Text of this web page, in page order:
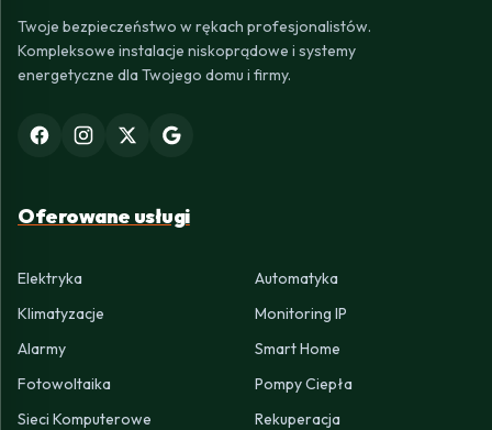
Twoje bezpieczeństwo w rękach profesjonalistów.
Kompleksowe instalacje niskoprądowe i systemy
energetyczne dla Twojego domu i firmy.
Oferowane usługi
Elektryka
Automatyka
Klimatyzacje
Monitoring IP
Alarmy
Smart Home
Fotowoltaika
Pompy Ciepła
Sieci Komputerowe
Rekuperacja